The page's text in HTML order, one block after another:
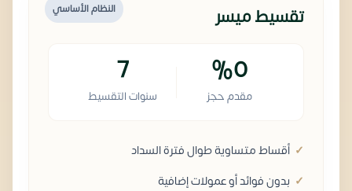
النظام الأساسي تقسيط ميسر
%0
مقدم حجز
7
سنوات التقسيط
أقساط متساوية طوال فترة السداد
بدون فوائد أو عمولات إضافية